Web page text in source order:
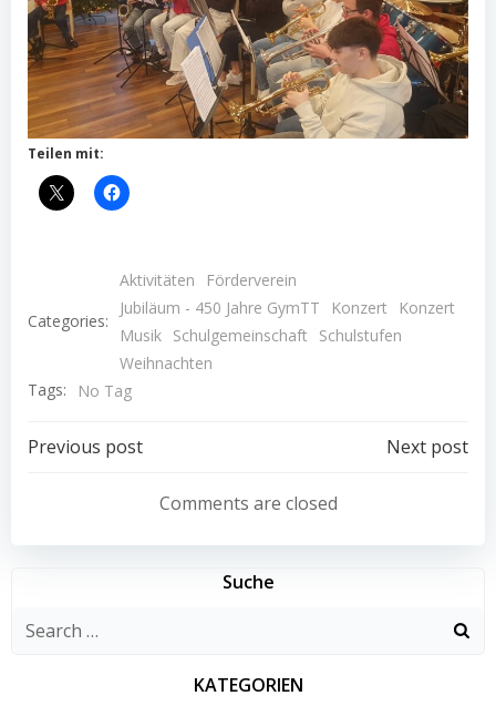
Teilen mit:
Categories:
Aktivitäten
Förderverein
Jubiläum - 450 Jahre GymTT
Konzert
Konzert
Musik Schulgemeinschaft
Schulstufen
Weihnachten
Tags:
No Tag
Post
navigation
Previous post
navigation
Next post
Comments are closed
Suche
Search
KATEGORIEN